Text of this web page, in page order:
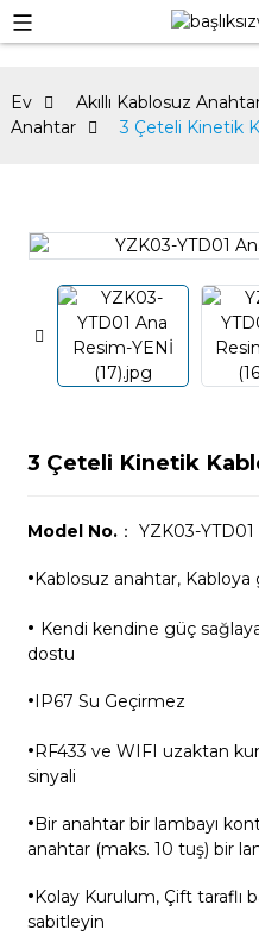
Ev Akıllı Kablosuz
Anahtar
3 Çeteli Kinetik
3 Çeteli Kinetik
Model No.： YZK03-YTD01
·Kablosuz anahtar,
· Kendi kendine güç
dostu
·IP67 Su Geçirmez
·RF433 ve WIFI uzaktan
sinyali
·Bir anahtar bir lambayı
anahtar (maks. 10 tuş) bir
·Kolay Kurulum, Çift taraflı
sabitleyin